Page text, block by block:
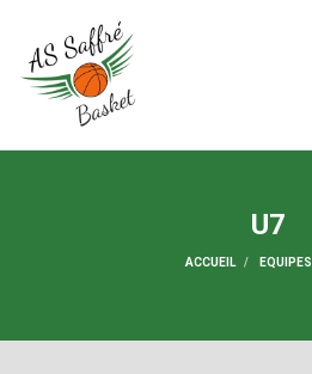
U7
ACCUEIL EQUIPES